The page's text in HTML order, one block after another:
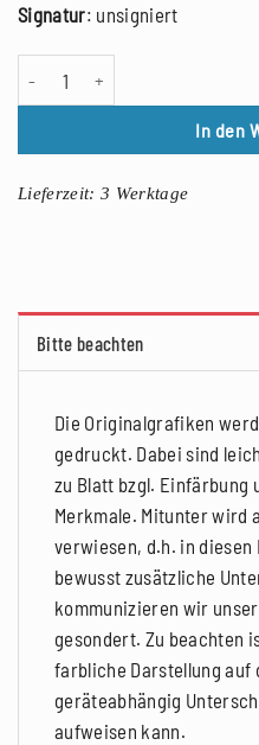
Signatur: unsigniert
In den
Lieferzeit:3 Werktage
Bitte beachten
Die Originalgrafiken
gedruckt. Dabei sind
zu Blatt bzgl. Einfärbung
Merkmale. Mitunter wird
verwiesen, d.h. in
bewusst zusätzliche
kommunizieren wir
gesondert. Zu beachten
farbliche Darstellung auf
geräteabhängig
aufweisen kann.